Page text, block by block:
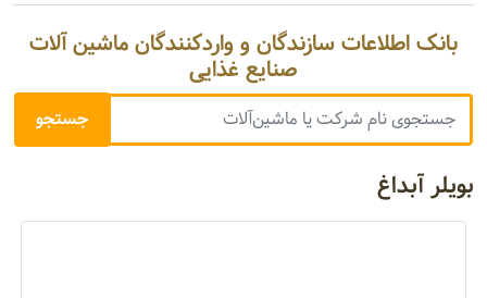
بانک اطلاعات سازندگان و واردکنندگان ماشین آلات
صنایع غذایی
بویلر آبداغ